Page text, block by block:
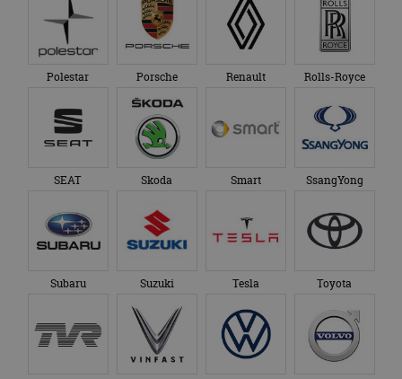
Polestar Porsche Renault Rolls-Royce
SEAT Skoda Smart SsangYong
Subaru Suzuki Tesla Toyota